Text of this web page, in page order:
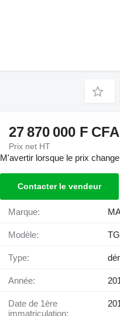
27 870 000 F CFA
Prix net HT
M'avertir lorsque le prix change
Contacter le vendeur
Marque:
Modèle:
Type:
Année:
Date de 1ère
immatriculation: